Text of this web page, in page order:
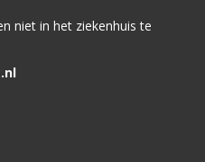
niet in het ziekenhuis te